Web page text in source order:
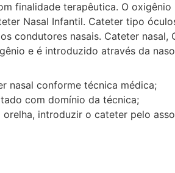
finalidade terapêutica. O
Nasal Infantil. Cateter tipo
condutores nasais. Cateter nasal,
e é introduzido através da
nasal conforme técnica médica;
com domínio da técnica;
introduzir o cateter pelo